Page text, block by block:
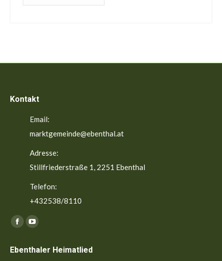
Kontakt
Email:
marktgemeinde@ebenthal.at
Adresse:
Stillfriederstraße 1, 2251 Ebenthal
Telefon:
+432538/8110
Finden Sie uns auf:
Facebook
opens
YouTube
opens
Ebenthaler Heimatlied